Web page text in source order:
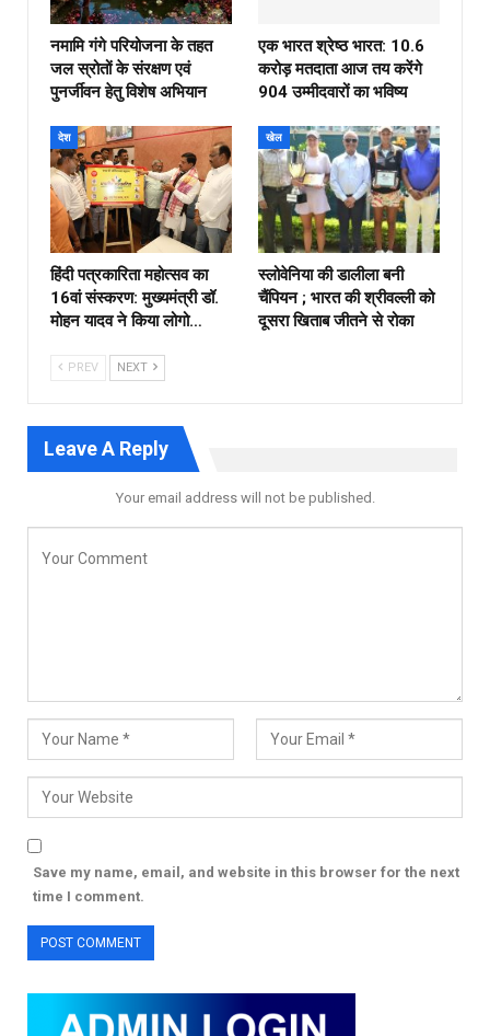
नमामि गंगे परियोजना के तहत
जल स्रोतों के संरक्षण एवं
पुनर्जीवन हेतु विशेष अभियान
एक भारत श्रेष्ठ भारत: 10.6
करोड़ मतदाता आज तय करेंगे
904 उम्मीदवारों का भविष्य
देश
हिंदी पत्रकारिता महोत्सव का
16वां संस्करण: मुख्यमंत्री डॉ.
मोहन यादव ने किया लोगो…
खेल
स्लोवेनिया की डालीला बनी
चैंपियन ; भारत की श्रीवल्ली को
दूसरा खिताब जीतने से रोका
PREV NEXT
Leave A Reply
Your email address will not be published.
Save my name, email, and website in this browser for the next
time I comment.